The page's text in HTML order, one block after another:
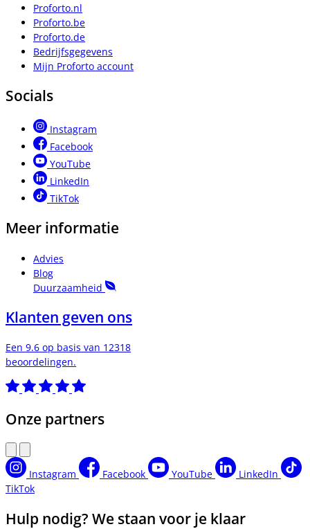
Proforto.nl
Proforto.be
Proforto.de
Bedrijfsgegevens
Mijn Proforto account
Socials
Instagram
Facebook
YouTube
LinkedIn
TikTok
Meer informatie
Advies
Blog
Duurzaamheid
Klanten geven ons
Een 9.6 op basis van 12318
beoordelingen.
Onze partners
Instagram Facebook YouTube
LinkedIn
TikTok
Hulp nodig? We staan voor je klaar